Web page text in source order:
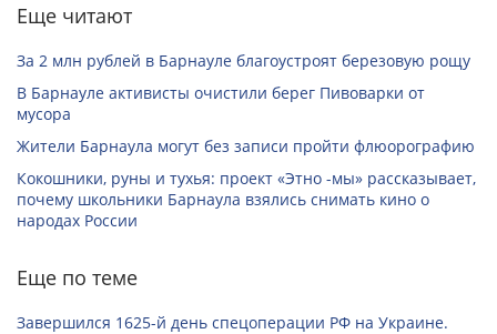
Еще читают
За 2 млн рублей в Барнауле благоустроят березовую рощу
В Барнауле активисты очистили берег Пивоварки от
мусора
Жители Барнаула могут без записи пройти флюорографию
Кокошники, руны и тухья: проект «Этно -мы» рассказывает,
почему школьники Барнаула взялись снимать кино о
народах России
Еще по теме
Завершился 1625-й день спецоперации РФ на Украине.